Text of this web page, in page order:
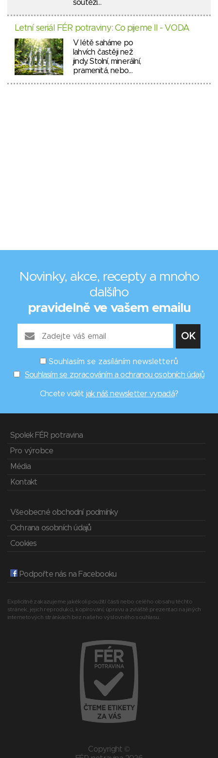
soutěží…
Letní seriál FÉR potraviny: Co pijeme II - VODA
V létě saháme po
lahvích častěji než
jindy. Stolní, minerální,
pramenitá, nebo…
Novinky, akce, recepty a mnoho
dalšího
pravidelně ve vašem emailu
Souhlasím se zasíláním newsletterů
Souhlasím se zpracováním a ochranou osobních údajů
Chcete vidět jak náš newsletter vypadá?
Spolek FÉR potravina
Pro výrobce
Média
Kontakt
Všeobecné obchodní podmínky
Ochrana osobních údajů
Cookies
Podpořte nás na Facebooku
Explicitně zakazujeme jakékoli použití části nebo celého obsahu těchto
stránek, jejich reprodukci, kopírování, úpravu a zvláště prezentaci na jiných
internetových stránkách bez našeho výslovného souhlasu.
Copyright ©